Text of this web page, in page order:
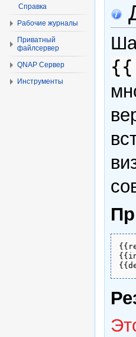
Справка
Рабочие журналы
Приватный
файлсервер
QNAP Сервер
Инструменты